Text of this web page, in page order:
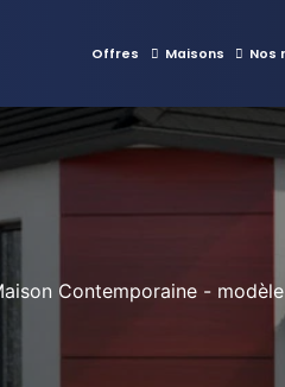
Offres Maisons Nos
Contemporaine - modèle